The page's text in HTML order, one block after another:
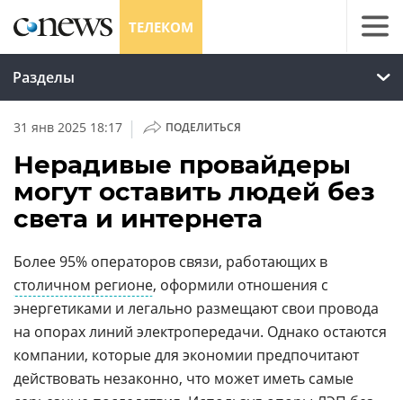
ТЕЛЕКОМ
Разделы
31 янв 2025 18:17 | ПОДЕЛИТЬСЯ
Нерадивые провайдеры
могут оставить людей без
света и интернета
Более 95% операторов связи, работающих в
столичном регионе, оформили отношения с
энергетиками и легально размещают свои провода
на опорах линий электропередачи. Однако остаются
компании, которые для экономии предпочитают
действовать незаконно, что может иметь самые